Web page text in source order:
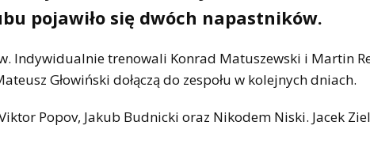
pojawiło się dwóch napastników.
Indywidualnie trenowali Konrad Matuszewski i Martin
Głowiński dołączą do zespołu w kolejnych dniach.
Popov, Jakub Budnicki oraz Nikodem Niski. Jacek